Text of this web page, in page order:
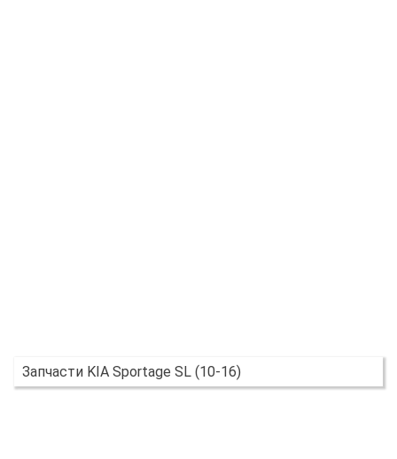
Запчасти KIA Sportage SL (10-16)